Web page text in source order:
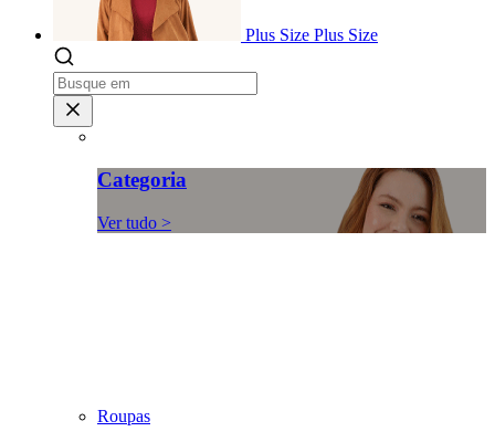
Plus Size Plus Size
Categoria
Ver tudo >
Roupas